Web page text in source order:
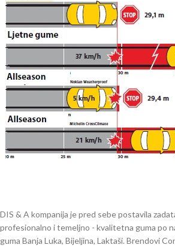
DIS & A kompanija je pred sebe postavila
profesionalno i temeljno - kvalitetna guma po
guma Banja Luka, Bijeljina, Laktaši. Brendovi